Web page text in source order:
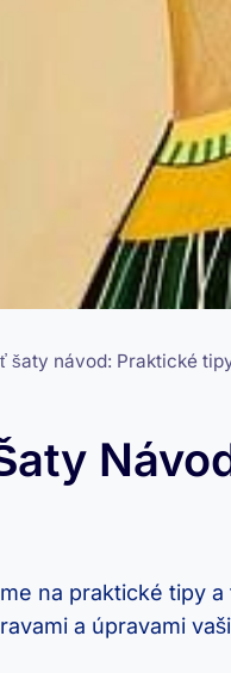
šaty návod: Praktické
‍na ⁣praktické tipy
a úpravami